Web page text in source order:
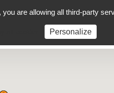
Localidades
are allowing all third-party
Personalize